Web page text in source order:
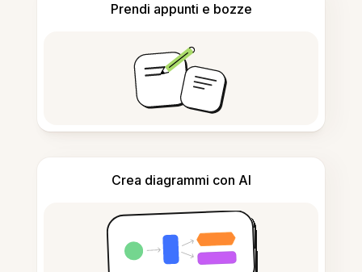
Prendi appunti e bozze
Crea diagrammi con AI